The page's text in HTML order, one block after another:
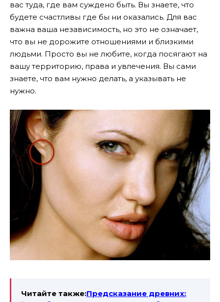
вастуда, где вам суждено быть. Вы знаете, что
будете счастливы где бы ни оказались. Для вас
важна ваша независимость, но это не означает,
что вы не дорожите отношениями и близкими
людьми. Просто вы не любите, когда посягают на
вашу территорию, права и увлечения. Вы сами
знаете, что вам нужно делать, а указывать не
нужно.
Читайте также:Предсказание древних: